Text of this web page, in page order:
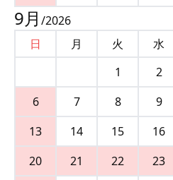
9月 /2026
日
月 火 水
1
2
6
7 8 9
13
14 15 16
20
21 22 23